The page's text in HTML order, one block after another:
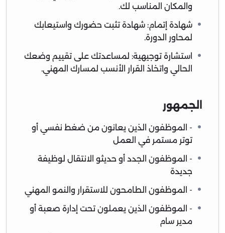
والمكان المناسب لك.
شهادة إتمام: شهادة تثبت حضورك واستيعابك
لمحاور الدورة.
استشارة توجيهية: لمساعدتك على تقييم وضعك
الحالي واتخاذ القرار الأنسب لمسارك المهني.
الجمهور
- الموظفون الذين يعانون من ضغط نفسي أو
توتر مستمر في العمل
- الموظفون الجدد أو حديثو الانتقال لوظيفة
جديدة
- الموظفون الطامحون للاستقرار والنمو المهني
- الموظفون الذين يعملون تحت إدارة صعبة أو
مدير سام